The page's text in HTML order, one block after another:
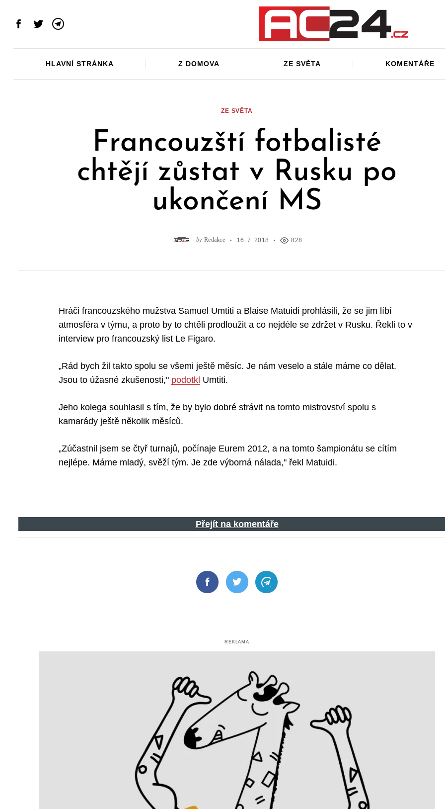
Facebook
TwitterTelegram
HLAVNÍ STRÁNKA Z DOMOVA ZE SVĚTA KOMENTÁŘE
ZE SVĚTA
Francouzští fotbalisté
chtějí zůstat v Rusku po
ukončení MS
by Redakce 16. 7. 2018 828
Hráči francouzského mužstva Samuel Umtiti a Blaise Matuidi prohlásili, že se jim líbí
atmosféra v týmu, a proto by to chtěli prodloužit a co nejdéle se zdržet v Rusku. Řekli to v
interview pro francouzský list Le Figaro.
„Rád bych žil takto spolu se všemi ještě měsíc. Je nám veselo a stále máme co dělat.
Jsou to úžasné zkušenosti," podotkl Umtiti.
Jeho kolega souhlasil s tím, že by bylo dobré strávit na tomto mistrovství spolu s
kamarády ještě několik měsíců.
„Zúčastnil jsem se čtyř turnajů, počínaje Eurem 2012, a na tomto šampionátu se cítím
nejlépe. Máme mladý, svěží tým. Je zde výborná nálada," řekl Matuidi.
Přejít na komentáře
FacebookTwitter Telegram
REKLAMA